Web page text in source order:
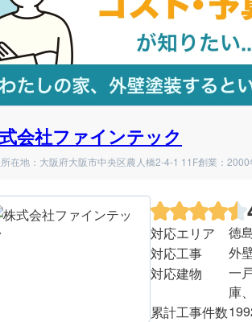
会社ファインテック
在地：大阪府大阪市中央区農人橋2-4-1 11F創業：2000
対応エリア
徳
対応工事
外
対応建物
一
庫
累計工事件数